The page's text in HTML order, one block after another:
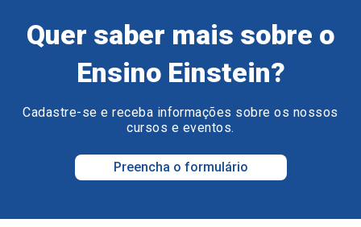
Quer saber mais sobre o
Ensino Einstein?
Cadastre-se e receba informações sobre os nossos
cursos e eventos.
Preencha o formulário